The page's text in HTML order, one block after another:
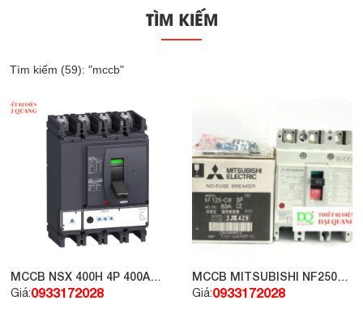
TÌM KIẾM
Tìm kiếm (59): "mccb"
MCCB NSX 400H 4P 400A
70kA 415V LV432896
Giá:0933172028
MCCB MITSUBISHI NF250-
CW 2P 225A
Giá:0933172028